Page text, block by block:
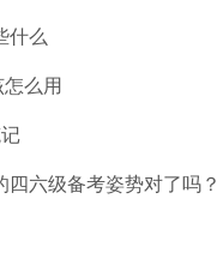
什么
么用
四六级备考姿势对了吗？